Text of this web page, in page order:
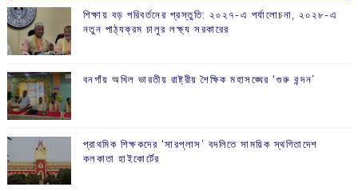
শিক্ষায় বড় পরিবর্তনের প্রস্তুতি: ২০২৭-এ পর্যালোচনা, ২০২৮-এ
নতুন পাঠ্যক্রম চালুর লক্ষ্য সরকারের
বনগাঁয় অখিল ভারতীয় রাষ্ট্রীয় শৈক্ষিক মহাসঙ্ঘের ‘গুরু বন্দন’
প্রাথমিক শিক্ষকদের ‘সারপ্লাস’ বদলিতে সাময়িক স্থগিতাদেশ
কলকাতা হাইকোর্টের